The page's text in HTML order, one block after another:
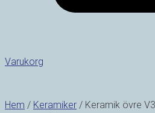
Varukorg
Hem / Keramiker / Keramik övre